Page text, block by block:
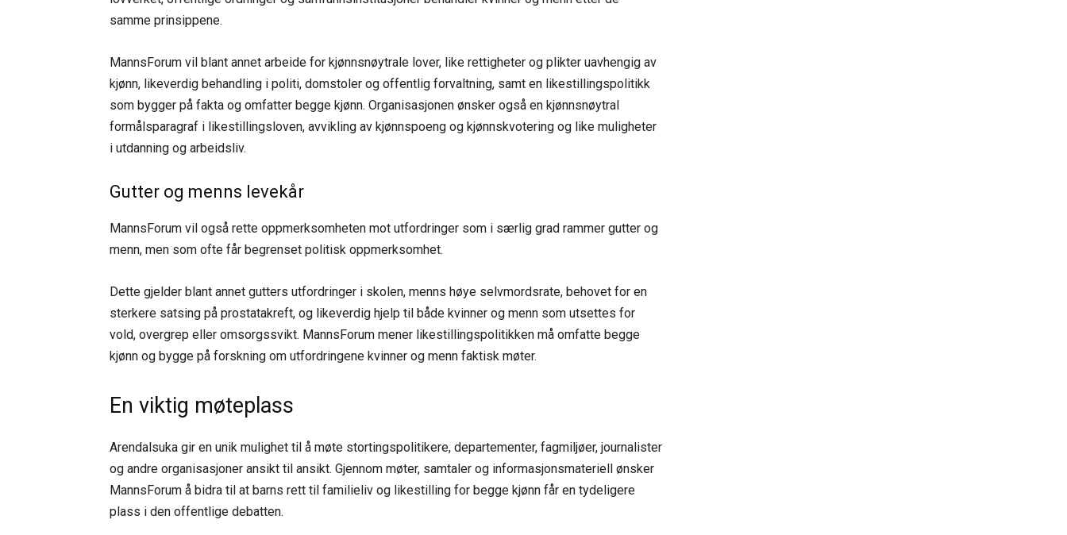
samme prinsippene.
MannsForum vil blant annet arbeide for kjønnsnøytrale lover, like rettigheter og plikter uavhengig av
kjønn, likeverdig behandling i politi, domstoler og offentlig forvaltning, samt en likestillingspolitikk
som bygger på fakta og omfatter begge kjønn. Organisasjonen ønsker også en kjønnsnøytral
formålsparagraf i likestillingsloven, avvikling av kjønnspoeng og kjønnskvotering og like muligheter
i utdanning og arbeidsliv.
Gutter og menns levekår
MannsForum vil også rette oppmerksomheten mot utfordringer som i særlig grad rammer gutter og
menn, men som ofte får begrenset politisk oppmerksomhet.
Dette gjelder blant annet gutters utfordringer i skolen, menns høye selvmordsrate, behovet for en
sterkere satsing på prostatakreft, og likeverdig hjelp til både kvinner og menn som utsettes for
vold, overgrep eller omsorgssvikt. MannsForum mener likestillingspolitikken må omfatte begge
kjønn og bygge på forskning om utfordringene kvinner og menn faktisk møter.
En viktig møteplass
Arendalsuka gir en unik mulighet til å møte stortingspolitikere, departementer, fagmiljøer, journalister
og andre organisasjoner ansikt til ansikt. Gjennom møter, samtaler og informasjonsmateriell ønsker
MannsForum å bidra til at barns rett til familieliv og likestilling for begge kjønn får en tydeligere
plass i den offentlige debatten.